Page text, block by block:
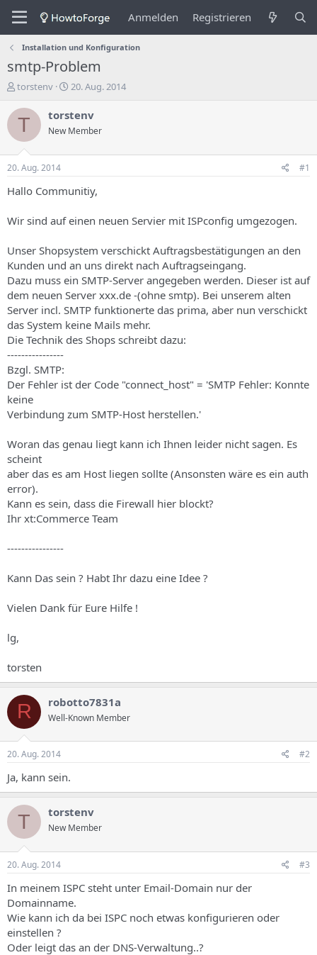
Anmelden Registrieren
Installation und Konfiguration
smtp-Problem
E
s
e
r
s
h
e
m
s
torstenv
E
s
e
n
d
t
u
m
20. Aug. 2014
T torstenv
New Member
20. Aug. 2014 #1
Hallo Communitiy,
Wir sind auf einen neuen Servier mit ISPconfig umgezogen.
Unser Shopsystem verschickt Auftragsbestätigungen an den
Kunden und an uns direkt nach Auftragseingang.
Dazu muss ein SMTP-Server angegeben werden. Dieser ist auf
dem neuen Server xxx.de -(ohne smtp). Bei unserem alten
Server incl. SMTP funktionerte das prima, aber nun verschickt
das System keine Mails mehr.
Die Technik des Shops schreibt dazu:
----------------
Bzgl. SMTP:
Der Fehler ist der Code "connect_host" = 'SMTP Fehler: Konnte
keine
Verbindung zum SMTP-Host herstellen.'
Woran das genau liegt kann ich Ihnen leider nicht sagen. Es
scheint
aber das es am Host liegen sollte (Ansonsten wäre es ein auth
error).
Kann es sein, dass die Firewall hier blockt?
Ihr xt:Commerce Team
----------------
Kann Das sein ? Habt Ihr dazu eine Idee ?
Vielen Dank für Eure Hilfe !
lg,
torsten
R robotto7831a
Well-Known Member
20. Aug. 2014 #2
Ja, kann sein.
T torstenv
New Member
20. Aug. 2014 #3
In meinem ISPC steht unter Email-Domain nur der
Domainname.
Wie kann ich da bei ISPC noch etwas konfigurieren oder
einstellen ?
Oder leigt das an der DNS-Verwaltung..?